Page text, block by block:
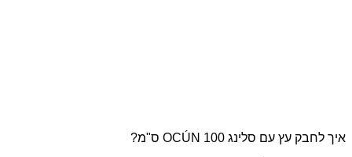
איך לחבק עץ עם סלינג OCÚN 100 ס"מ?